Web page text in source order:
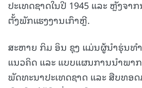
ປະເທດຊາດໃນປີ 1945 ແລະ ຫຼັງຈາ
ຕັ້ງພັກແຮງງານເກົາຫຼີ.
ສະຫາຍ ກິມ ອິນ ຊຸງ ແມ່ນຜູ້ນໍາຮຸ່ນທໍ
ແນວຄິດ ແລະ ແບບແຜນການນໍາພາ
ພັດທະນາປະເທດຊາດ ແລະ ສືບທອ